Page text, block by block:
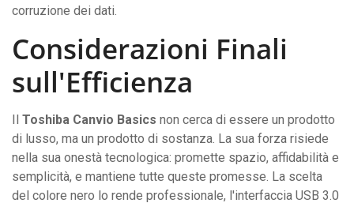
corruzione dei dati.
Considerazioni Finali
sull'Efficienza
Il Toshiba Canvio Basics non cerca di essere un prodotto
di lusso, ma un prodotto di sostanza. La sua forza risiede
nella sua onestà tecnologica: promette spazio, affidabilità e
semplicità, e mantiene tutte queste promesse. La scelta
del colore nero lo rende professionale, l'interfaccia USB 3.0